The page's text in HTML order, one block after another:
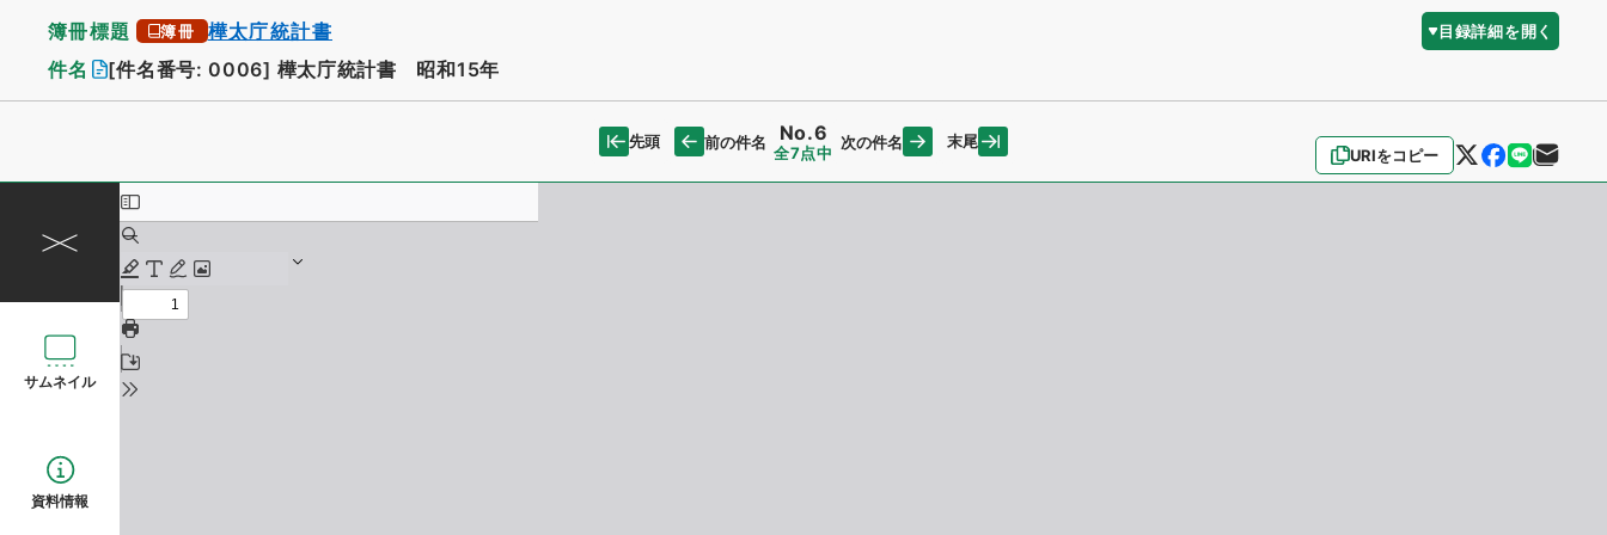
簿冊標題 簿冊 樺太庁統計書 目録詳細を開く
件名 [件名番号: 0006] 樺太庁統計書 昭和15年
URIをコピー
先頭 前の件名 No.6
全7点中
次の件名 末尾
サムネイル
資料情報